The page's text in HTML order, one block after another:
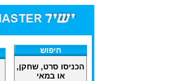
חיפוש
הכניסו סרט, שחקן,
או במאי